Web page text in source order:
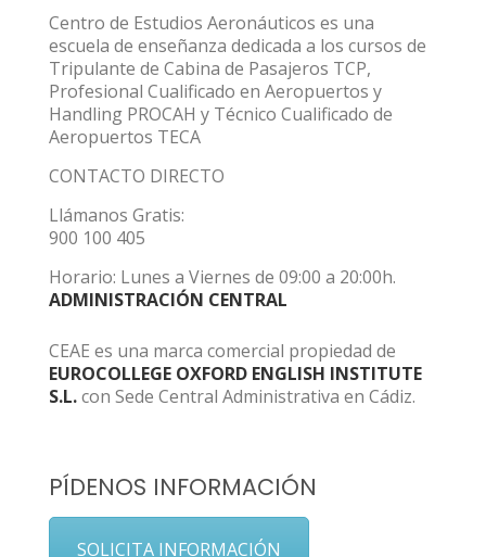
Centro de Estudios Aeronáuticos es una
escuela de enseñanza dedicada a los cursos de
Tripulante de Cabina de Pasajeros TCP,
Profesional Cualificado en Aeropuertos y
Handling PROCAH y Técnico Cualificado de
Aeropuertos TECA
CONTACTO DIRECTO
Llámanos Gratis:
900 100 405
Horario: Lunes a Viernes de 09:00 a 20:00h.
ADMINISTRACIÓN CENTRAL
CEAE es una marca comercial propiedad de
EUROCOLLEGE OXFORD ENGLISH INSTITUTE
S.L.con Sede Central Administrativa en Cádiz.
PÍDENOS INFORMACIÓN
SOLICITA INFORMACIÓN